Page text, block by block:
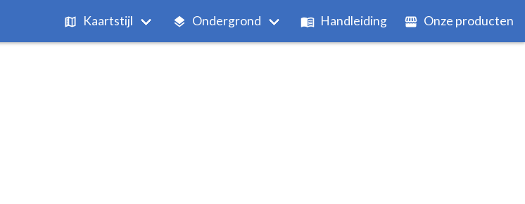
Kaartstijl Ondergrond Handleiding Onze producten